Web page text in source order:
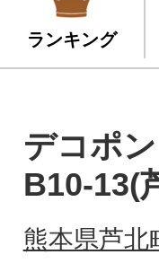
ランキング
デコポ
B10-13(
熊本県芦北